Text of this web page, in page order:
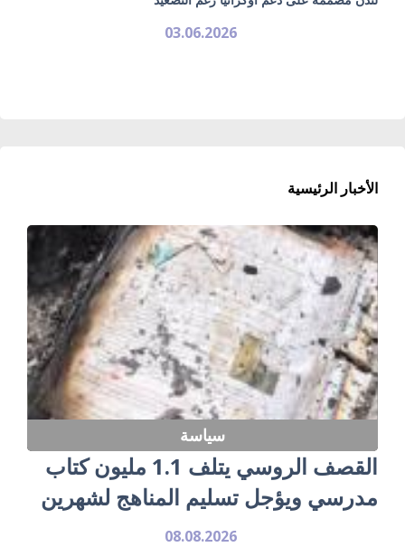
03.06.2026
الأخبار الرئيسية
سياسة
القصف الروسي يتلف 1.1 مليون كتاب
مدرسي ويؤجل تسليم المناهج لشهرين
08.08.2026